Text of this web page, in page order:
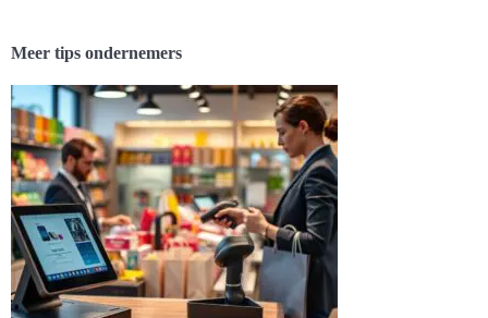
Meer tips ondernemers